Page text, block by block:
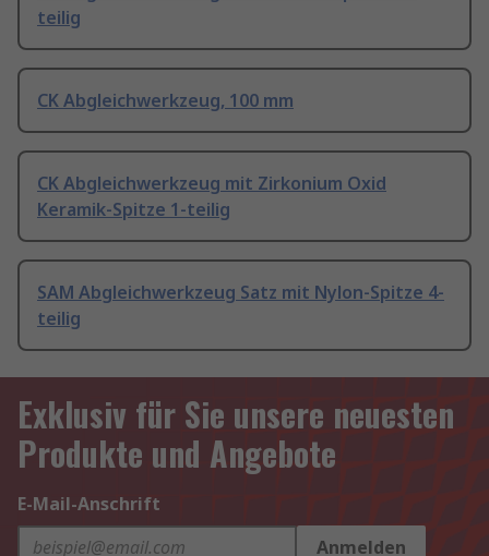
teilig
CK Abgleichwerkzeug, 100 mm
CK Abgleichwerkzeug mit Zirkonium Oxid
Keramik-Spitze 1-teilig
SAM Abgleichwerkzeug Satz mit Nylon-Spitze 4-
teilig
Exklusiv für Sie unsere neuesten
Produkte und Angebote
E-Mail-Anschrift
Anmelden